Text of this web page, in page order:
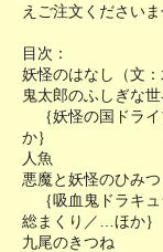
えご注文くださいま
目次：
妖怪のはなし（文：
鬼太郎のふしぎな世
｛妖怪の国ドラ
か｝
人魚
悪魔と妖怪のひみつ
｛吸血鬼ドラキュ
総まくり／…ほか｝
九尾のきつね